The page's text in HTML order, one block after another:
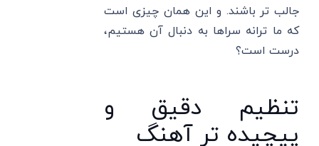
جالب تر باشند. و این همان چیزی است
که ما ترانه سراها به دنبال آن هستیم،
درست است؟
تنظیم دقیق و
پیچیده تر آهنگ